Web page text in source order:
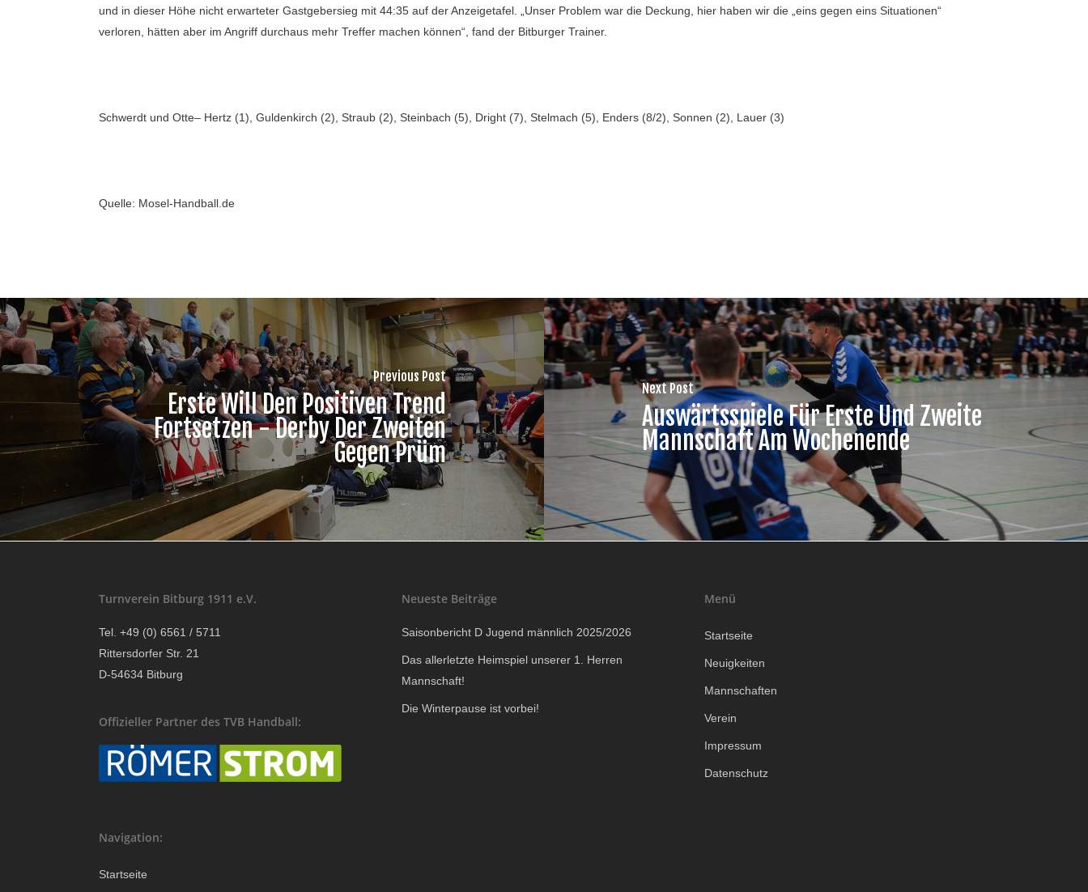
und in dieser Höhe nicht erwarteter Gastgebersieg mit 44:35 auf der Anzeigetafel. „Unser Problem war die Deckung, hier haben wir die „eins gegen eins Situationen“
verloren, hätten aber im Angriff durchaus mehr Treffer machen können“, fand der Bitburger Trainer.
Schwerdt und Otte– Hertz (1), Guldenkirch (2), Straub (2), Steinbach (5), Dright (7), Stelmach (5), Enders (8/2), Sonnen (2), Lauer (3)
Quelle: Mosel-Handball.de
Previous Post
Erste Will Den Positiven Trend
Fortsetzen - Derby Der Zweiten
Gegen Prüm
Next Post
Auswärtsspiele Für Erste Und Zweite
Mannschaft Am Wochenende
Turnverein Bitburg 1911 e.V.
Tel. +49 (0) 6561 / 5711
Rittersdorfer Str. 21
D-54634 Bitburg
Offizieller Partner des TVB Handball:
Navigation:
Startseite
Neueste Beiträge
Saisonbericht D Jugend männlich 2025/2026
Das allerletzte Heimspiel unserer 1. Herren
Mannschaft!
Die Winterpause ist vorbei!
Menü
Startseite
Neuigkeiten
Mannschaften
Verein
Impressum
Datenschutz